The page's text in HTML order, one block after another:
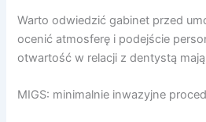
Warto odwiedzić gabinet przed
ocenić atmosferę i podejście
otwartość w relacji z dentystą
MIGS: minimalnie inwazyjne